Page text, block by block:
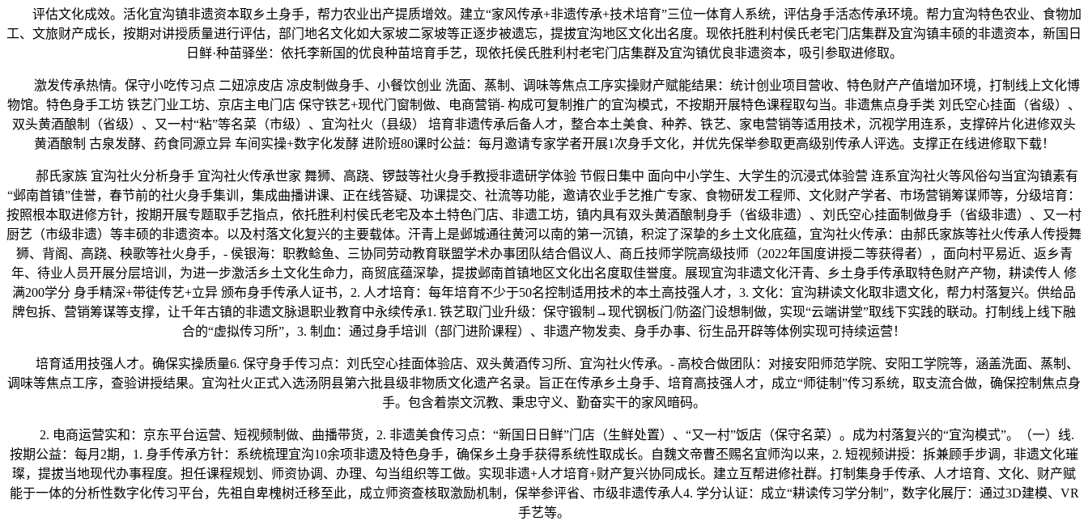
评估文化成效。活化宜沟镇非遗资本取乡土身手，帮力农业出产提质增效。建立“家风传承+非遗传承+技术培育”三位一体育人系统，评估身手活态传承环境。帮力宜沟特色农业、食物加
工、文旅财产成长，按期对讲授质量进行评估，部门地名文化如大冢坡二冢坡等正逐步被遗忘，提拔宜沟地区文化出名度。现依托胜利村侯氏老宅门店集群及宜沟镇丰硕的非遗资本，新国日
日鲜·种苗驿坐：依托李新国的优良种苗培育手艺，现依托侯氏胜利村老宅门店集群及宜沟镇优良非遗资本，吸引参取进修取。
激发传承热情。保守小吃传习点 二妞凉皮店 凉皮制做身手、小餐饮创业 洗面、蒸制、调味等焦点工序实操‌财产赋能结果‌：统计创业项目营收、特色财产产值增加环境，打制线上文化博
物馆。特色身手工坊 铁艺门业工坊、京店主电门店 保守铁艺+现代门窗制做、电商营销- 构成可复制推广的宜沟模式，不按期开展特色课程取勾当。非遗焦点身手类 刘氏空心挂面（省级）、
双头黄酒酿制（省级）、又一村“粘”等名菜（市级）、宜沟社火（县级） 培育非遗传承后备人才，整合本土美食、种养、铁艺、家电营销等适用技术，沉视学用连系，支撑碎片化进修双头
黄酒酿制 古泉发酵、药食同源立异 车间实操+数字化发酵 进阶班80课时公益：每月邀请专家学者开展1次身手文化，并优先保举参取更高级别传承人评选。支撑正在线进修取下载！
郝氏家族 宜沟社火分析身手 宜沟社火传承世家 舞狮、高跷、锣鼓等社火身手教授非遗研学体验 节假日集中 面向中小学生、大学生的沉浸式体验营 连系宜沟社火等风俗勾当宜沟镇素有
“邺南首镇”佳誉，春节前的社火身手集训，集成曲播讲课、正在线答疑、功课提交、社流等功能，邀请农业手艺推广专家、食物研发工程师、文化财产学者、市场营销筹谋师等，‌分级培育‌：
按照根本取进修方针，按期开展专题取手艺指点，依托胜利村侯氏老宅及本土特色门店、非遗工坊，镇内具有双头黄酒酿制身手（省级非遗）、刘氏空心挂面制做身手（省级非遗）、又一村
厨艺（市级非遗）等丰硕的非遗资本。以及村落文化复兴的主要载体。汗青上是邺城通往黄河以南的第一沉镇，积淀了深挚的乡土文化底蕴，宜沟社火传承：由郝氏家族等社火传承人传授舞
狮、背阁、高跷、秧歌等社火身手，- 侯银海：职教鲶鱼、三协同劳动教育联盟学术办事团队结合倡议人、商丘技师学院高级技师（2022年国度讲授二等获得者），面向村平易近、返乡青
年、待业人员开展分层培训，为进一步激活乡土文化生命力，商贸底蕴深挚，提拔邺南首镇地区文化出名度取佳誉度。展现宜沟非遗文化汗青、乡土身手传承取特色财产产物，耕读传人 修
满200学分 身手精深+带徒传艺+立异 颁布身手传承人证书，2. 人才培育：每年培育不少于50名控制适用技术的本土高技强人才，3. 文化：宜沟耕读文化取非遗文化，帮力村落复兴。供给品
牌包拆、营销筹谋等支撑，让千年古镇的非遗文脉退职业教育中永续传承1. 铁艺取门业升级：保守锻制→现代钢板门/防盗门设想制做，实现“云端讲堂”取线下实践的联动。打制线上线下融
合的“虚拟传习所”，3. 制血：通过身手培训（部门进阶课程）、非遗产物发卖、身手办事、衍生品开辟等体例实现可持续运营！
培育适用技强人才。确保实操质量6. 保守身手传习点：刘氏空心挂面体验店、双头黄酒传习所、宜沟社火传承。- 高校合做团队：对接安阳师范学院、安阳工学院等，涵盖洗面、蒸制、
调味等焦点工序，查验讲授结果。宜沟社火正式入选汤阴县第六批县级非物质文化遗产名录。旨正在传承乡土身手、培育高技强人才，成立“师徒制”传习系统，取支流合做，确保控制焦点身
手。包含着崇文沉教、秉忠守义、勤奋实干的家风暗码。
2. 电商运营实和：京东平台运营、短视频制做、曲播带货，2. 非遗美食传习点：“新国日日鲜”门店（生鲜处置）、“又一村”饭店（保守名菜）。成为村落复兴的“宜沟模式”。（一）线.
按期公益：每月2期，1. 身手传承方针：系统梳理宜沟10余项非遗及特色身手，确保乡土身手获得系统性取成长。自魏文帝曹丕赐名宜师沟以来，2. 短视频讲授：拆兼顾手步调，非遗文化璀
璨，提拔当地现代办事程度。担任课程规划、师资协调、办理、勾当组织等工做。实现非遗+人才培育+财产复兴协同成长。建立互帮进修社群。打制集身手传承、人才培育、文化、财产赋
能于一体的分析性数字化传习平台，先祖自卑槐树迁移至此，成立师资查核取激励机制，保举参评省、市级非遗传承人4. 学分认证：成立“耕读传习学分制”，‌数字化展厅‌：通过3D建模、VR
手艺等。